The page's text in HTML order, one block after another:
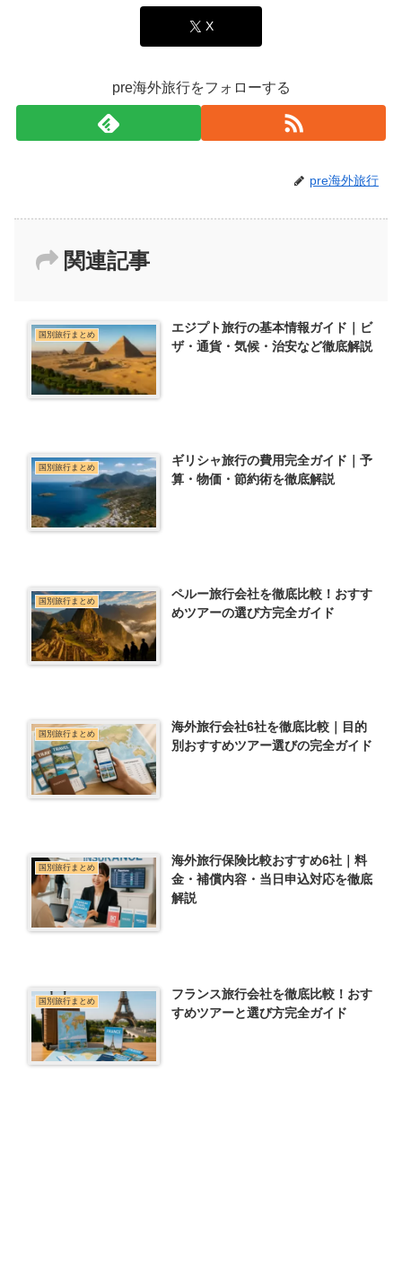
X
pre海外旅行をフォローする
pre海外旅行
関連記事
国別旅行まとめ
エジプト旅行の基本情報ガイド｜ビ
ザ・通貨・気候・治安など徹底解説
国別旅行まとめ
ギリシャ旅行の費用完全ガイド｜予
算・物価・節約術を徹底解説
国別旅行まとめ
ペルー旅行会社を徹底比較！おすす
めツアーの選び方完全ガイド
国別旅行まとめ
海外旅行会社6社を徹底比較｜目的
別おすすめツアー選びの完全ガイド
国別旅行まとめ
海外旅行保険比較おすすめ6社｜料
金・補償内容・当日申込対応を徹底
解説
国別旅行まとめ
フランス旅行会社を徹底比較！おす
すめツアーと選び方完全ガイド